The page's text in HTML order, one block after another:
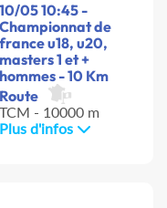
10/05 10:45 -
Championnat de
france u18, u20,
masters 1 et +
hommes - 10 Km
Route
TCM - 10000 m
Plus d'infos